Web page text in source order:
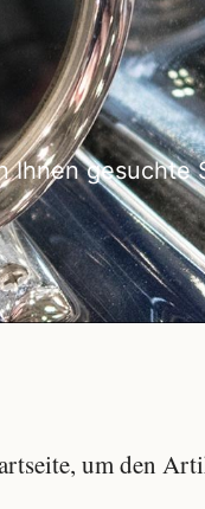
Ihnen gesuchte
um den